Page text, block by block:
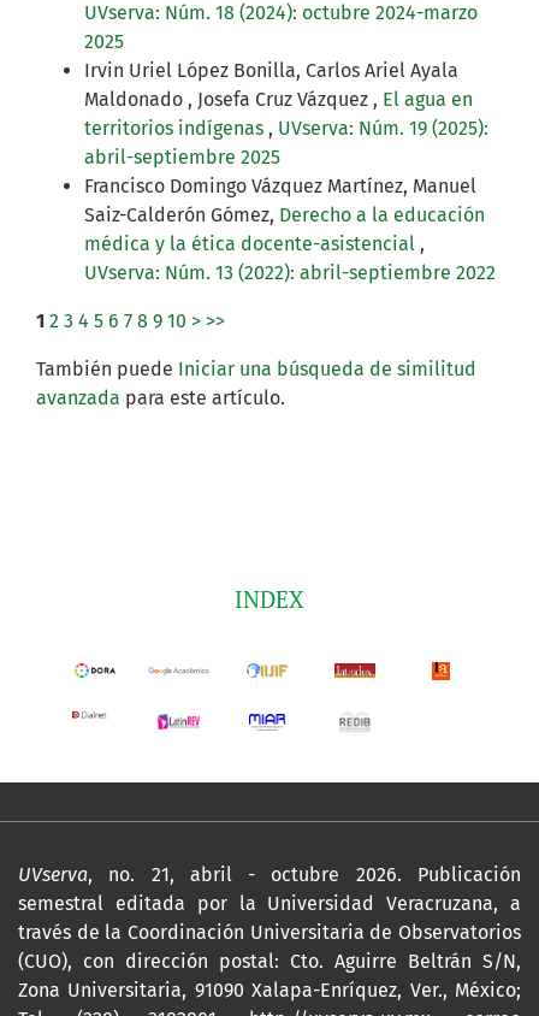
UVserva: Núm. 18 (2024): octubre 2024-marzo
2025
Irvin Uriel López Bonilla, Carlos Ariel Ayala
Maldonado , Josefa Cruz Vázquez , El agua en
territorios indígenas , UVserva: Núm. 19 (2025):
abril-septiembre 2025
Francisco Domingo Vázquez Martínez, Manuel
Saiz-Calderón Gómez, Derecho a la educación
médica y la ética docente-asistencial ,
UVserva: Núm. 13 (2022): abril-septiembre 2022
1 2 3 4 5 6 7 8 9 10 > >>
También puede Iniciar una búsqueda de similitud
avanzada para este artículo.
INDEX
UVserva, no. 21, abril - octubre 2026. Publicación
semestral editada por la Universidad Veracruzana, a
través de la Coordinación Universitaria de Observatorios
(CUO), con dirección postal: Cto. Aguirre Beltrán S/N,
Zona Universitaria, 91090 Xalapa-Enríquez, Ver., México;